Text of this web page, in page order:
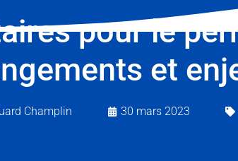
pour le
et
Champlin 30 mars 2023